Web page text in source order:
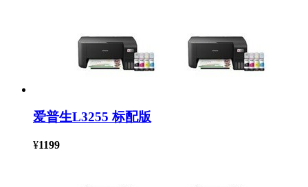
爱普生L3255 标配版
¥1199